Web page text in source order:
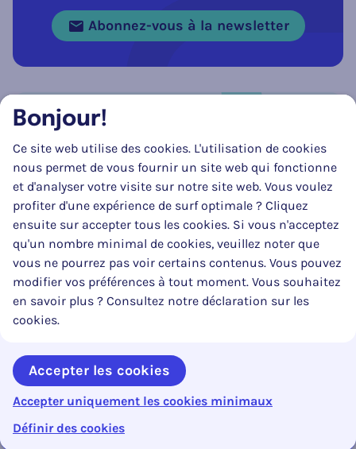
Abonnez-vous à la newsletter
Suivez-nous sur
FacebookInstagramLinkedIn
La mise à jour de ce site web a pu être réalisée en partie grâce au
soutien substantiel et financier du SPF Mobilité & Transports.
Copyright © 2026 Code de la Route. Tous droits réservés.
webdesign ©
Bonjour!
Ce site web utilise des cookies. L'utilisation de cookies
nous permet de vous fournir un site web qui fonctionne
et d'analyser votre visite sur notre site web. Vous voulez
profiter d'une expérience de surf optimale ? Cliquez
ensuite sur accepter tous les cookies. Si vous n'acceptez
qu'un nombre minimal de cookies, veuillez noter que
vous ne pourrez pas voir certains contenus. Vous pouvez
modifier vos préférences à tout moment. Vous souhaitez
en savoir plus ? Consultez notre déclaration sur les
cookies.
Accepter les cookies
Accepter uniquement les cookies minimaux
Définir des cookies